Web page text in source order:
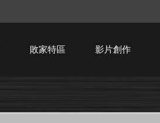
敗家特區 影片創作